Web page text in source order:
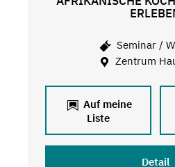
Seminar /
Zentrum
Auf meine
Liste
Detail